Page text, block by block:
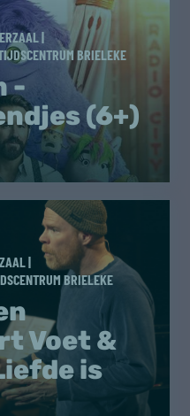
|
BRIELEKE
-
(6+)
|
BRIELEKE
Voet &
is